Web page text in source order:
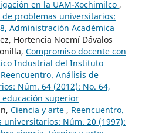
en la UAM-Xochimilco ,
problemas universitarios:
Administración Académica
Hortencia Noemí Dávalos
Compromiso docente con
Industrial del Instituto
Reencuentro. Análisis de
Núm. 64 (2012): No. 64,
educación superior
Ciencia y arte , Reencuentro.
Núm. 20 (1997):